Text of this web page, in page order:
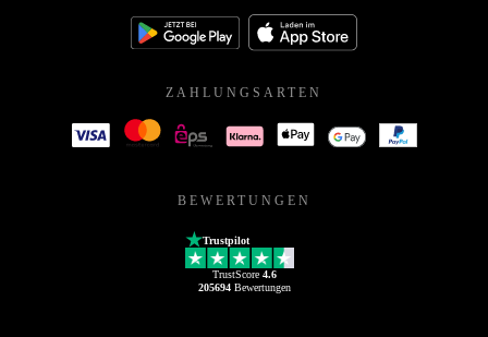
ZAHLUNGSARTEN
BEWERTUNGEN
Trustpilot
TrustScore 4.6
205694Bewertungen